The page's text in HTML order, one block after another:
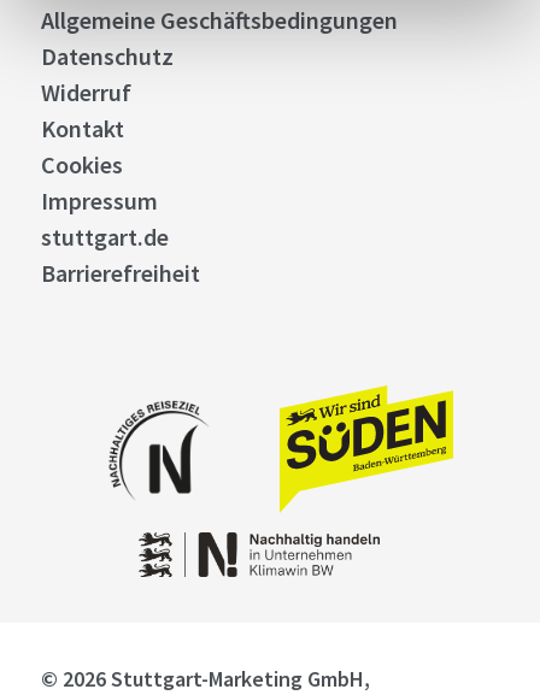
Allgemeine Geschäftsbedingungen
Datenschutz
Widerruf
Kontakt
Cookies
Impressum
stuttgart.de
Barrierefreiheit
© 2026 Stuttgart-Marketing GmbH,